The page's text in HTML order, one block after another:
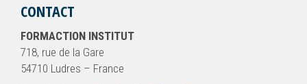
CONTACT
FORMACTION INSTITUT
718, rue de la Gare
54710 Ludres – France